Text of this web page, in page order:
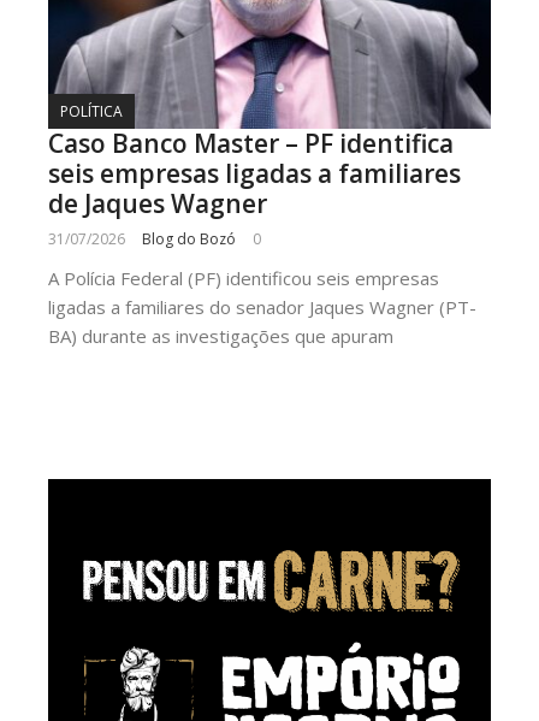
POLÍTICA
Caso Banco Master – PF identifica
seis empresas ligadas a familiares
de Jaques Wagner
31/07/2026 Blog do Bozó 0
A Polícia Federal (PF) identificou seis empresas
ligadas a familiares do senador Jaques Wagner (PT-
BA) durante as investigações que apuram